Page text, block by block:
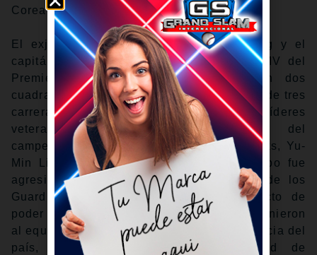
Corea del Sur.
El exjugador de Grandes Ligas Yu Chang y el
capitán Chieh-Hsien Chen – nombrado JMV del
Premier12 después de batear .652 con dos
cuadrangulares, uno de ellos una estocada de tres
carreras en el juego por el título – son los líderes
veteranos, con el lanzador ganador del
campeonato P12 y prospecto de los D-backs, Yu-
Min Lin, al frente de la rotación. El equipo fue
agresivo al agregar talento: El jardinero de los
Guardianes Stuart Fairchild y el prospecto de
poder de los Cachorros Jonathon Long se unieron
al equipo para rendirle homenaje a su herencia del
país, mientras que una gran cantidad de